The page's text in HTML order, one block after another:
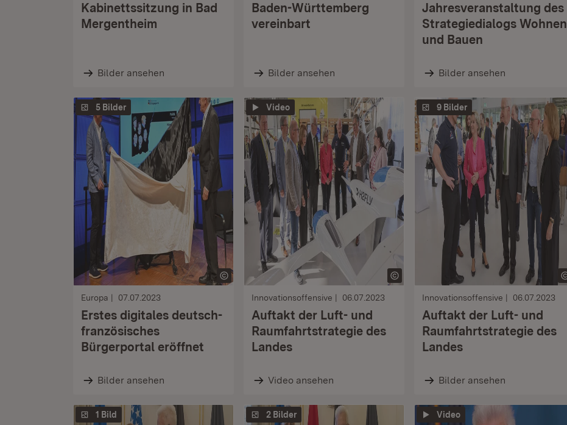
Kabinettssitzung in Bad
Mergentheim
Bilder ansehen
Baden-Württemberg
vereinbart
Bilder ansehen
Jahresveranstaltung des
Strategiedialogs Wohnen
und Bauen
Bilder ansehen
5 Bilder
Europa 07.07.2023
Erstes digitales deutsch-
französisches
Bürgerportal eröffnet
Bilder ansehen
Video
Innovationsoffensive 06.07.2023
Auftakt der Luft- und
Raumfahrtstrategie des
Landes
Video ansehen
9 Bilder
Innovationsoffensive 06.07.2023
Auftakt der Luft- und
Raumfahrtstrategie des
Landes
Bilder ansehen
1 Bild 2 Bilder Video